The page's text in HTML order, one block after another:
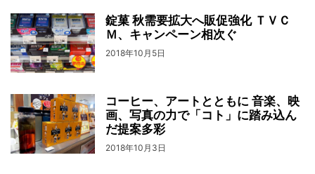
錠菓 秋需要拡大へ販促強化 ＴＶＣ
Ｍ、キャンペーン相次ぐ
2018年10月5日
コーヒー、アートとともに 音楽、映
画、写真の力で「コト」に踏み込ん
だ提案多彩
2018年10月3日